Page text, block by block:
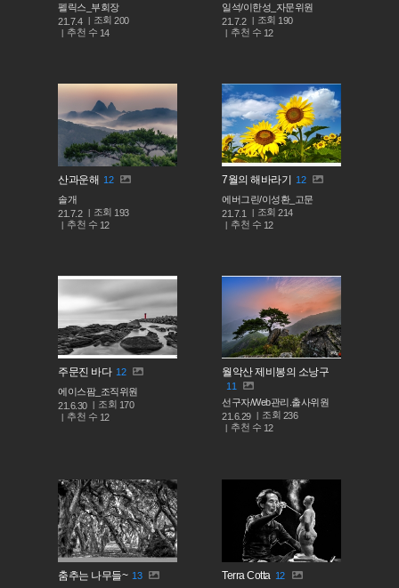
펠릭스_부회장
21.7.4
조회200
추천 수 14
일석/이한성_자문위원
21.7.2
조회 190
추천 수 12
산과운해 12
솔개
21.7.2
조회 193
추천 수 12
7월의 해바라기
12
에버그린/이성환_고문
21.7.1
조회214
추천 수 12
주문진 바다 12
에이스팜_조직위원
21.6.30
조회 170
추천 수 12
월악산 제비봉의 소낭구
11
선구자/Web관리.출사위원
21.6.29
조회 236
추천 수 12
춤추는 나무들~ 13
Terra Cotta 12